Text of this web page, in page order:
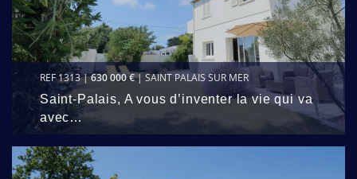
REF 1313 |630 000 €| SAINT PALAIS SUR MER
Saint-Palais, A vous d’inventer la vie qui va
avec…